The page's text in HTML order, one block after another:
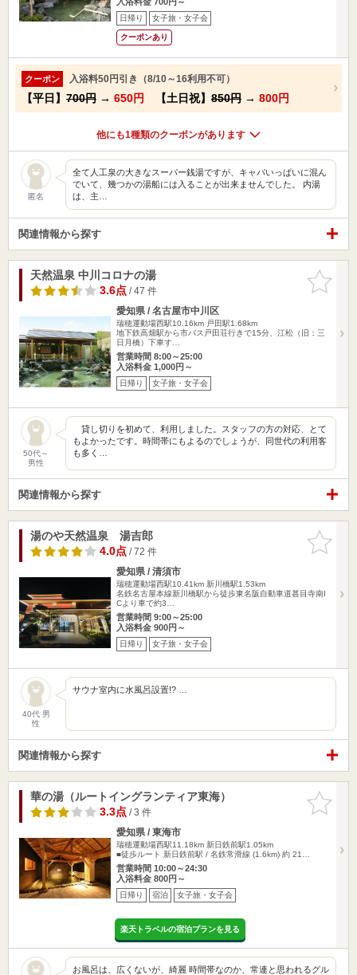
日帰り 女子旅・女子会
クーポンあり
クーポン 入浴料50円引き（8/10～16利用不可）
【平日】 700円 → 650円 【土日祝】 850円 → 800円
他にも1種類のクーポンがあります
匿名
全て人工泉の大きなスーパー銭湯ですが、キャパいっぱいに混ん
でいて、幾つかの湯船には入ることが出来ませんでした。 内湯
は、主…
関連情報から探す
お気に入
りに追加
天然温泉 中川コロナの湯
3.6点/ 47 件
愛知県 / 名古屋市中川区
瑞穂運動場西駅10.16km 戸田駅1.68km
地下鉄高畑駅から市バス戸田荘行きで15分、江松（旧：三
日月橋）下車す…
営業時間 8:00～25:00
入浴料金 1,000円～
日帰り 女子旅・女子会
50代～
男性
貸し切りを初めて、利用しました。スタッフの方の対応、とて
もよかったです。時間帯にもよるのでしょうが、同世代の利用客
も多く…
関連情報から探す
お気に入
りに追加
湯のや天然温泉 湯吉郎
4.0点/ 72 件
愛知県 / 清須市
瑞穂運動場西駅10.41km 新川橋駅1.53km
名鉄名古屋本線新川橋駅から徒歩東名阪自動車道甚目寺南I
Cより車で約3…
営業時間 9:00～25:00
入浴料金 900円～
日帰り 女子旅・女子会
40代 男
性
サウナ室内に水風呂設置!? …
関連情報から探す
お気に入
りに追加
華の湯（ルートイングランティア東海）
3.3点/ 3 件
愛知県 / 東海市
瑞穂運動場西駅11.18km 新日鉄前駅1.05km
■徒歩ルート 新日鉄前駅 / 名鉄常滑線 (1.6km) 約 21…
営業時間 10:00～24:30
入浴料金 800円～
日帰り 宿泊 女子旅・女子会
楽天トラベルの宿泊プランを見る
お風呂は、広くないが、綺麗 時間帯なのか、常連と思われるグル